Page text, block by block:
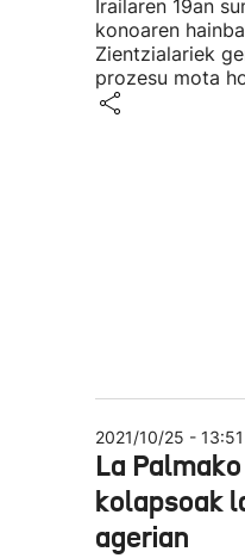
Irailaren 19an
konoaren
Zientzialariek
prozesu mota
2021/10/25 - 13:51
La
kolapsoak
agerian